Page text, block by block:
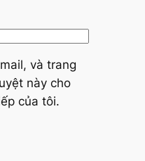
và trang
này cho
của tôi.